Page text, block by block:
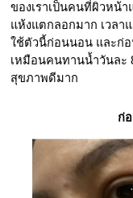
ของเราเป็นคนที่ผิวหน้า
แห้งแตกลอกมาก เวลา
ใช้ตัวนี้ก่อนนอน และก่
เหมือนคนทานน้ำวันละ
สุขภาพดีมาก
ก่